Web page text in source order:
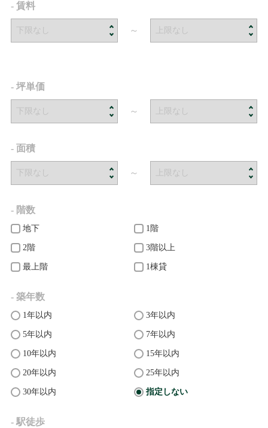
- 賃料
～
- 坪単価
～
- 面積
～
- 階数
地下 1階
2階 3階以上
最上階 1棟貸
- 築年数
1年以内 3年以内
5年以内 7年以内
10年以内 15年以内
20年以内 25年以内
30年以内 指定しない
- 駅徒歩